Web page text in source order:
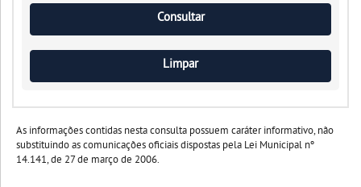
As informações contidas nesta consulta possuem caráter informativo, não
substituindo as comunicações oficiais dispostas pela Lei Municipal nº
14.141, de 27 de março de 2006.